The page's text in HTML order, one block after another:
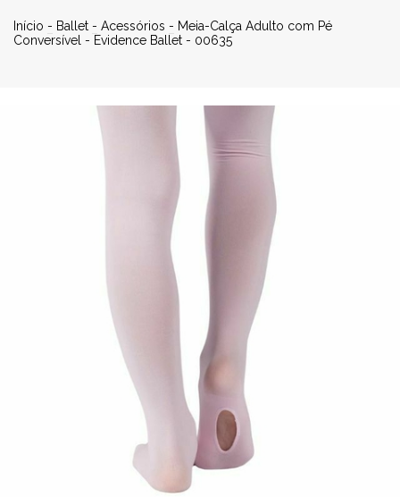
Início - Ballet - Acessórios - Meia-Calça Adulto com Pé
Conversível - Evidence Ballet - 00635